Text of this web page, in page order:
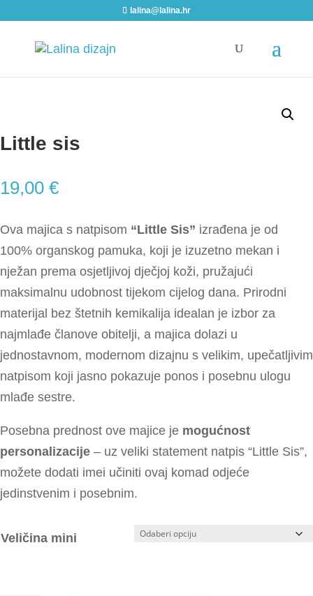
lalina@lalina.hr
Little sis
19,00 €
Ova majica s natpisom “Little Sis” izrađena je od
100% organskog pamuka, koji je izuzetno mekan i
nježan prema osjetljivoj dječjoj koži, pružajući
maksimalnu udobnost tijekom cijelog dana. Prirodni
materijal bez štetnih kemikalija idealan je izbor za
najmlađe članove obitelji, a majica dolazi u
jednostavnom, modernom dizajnu s velikim, upečatljivim
natpisom koji jasno pokazuje ponos i posebnu ulogu
mlađe sestre.
Posebna prednost ove majice je mogućnost
personalizacije – uz veliki statement natpis “Little Sis”,
možete dodati imei učiniti ovaj komad odjeće
jedinstvenim i posebnim.
Veličina mini